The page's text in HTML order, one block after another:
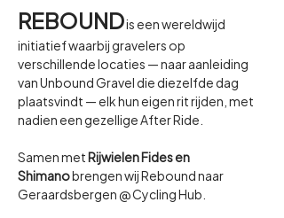
REBOUND is een wereldwijd
initiatief waarbij gravelers op
verschillende locaties — naar aanleiding
van Unbound Gravel die diezelfde dag
plaatsvindt — elk hun eigen rit rijden, met
nadien een gezellige After Ride.
Samen met Rijwielen Fides en
Shimano brengen wij Rebound naar
Geraardsbergen @ Cycling Hub.